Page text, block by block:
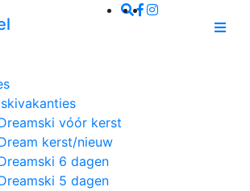
vóór kerst
kerst/nieuw
6 dagen
5 dagen